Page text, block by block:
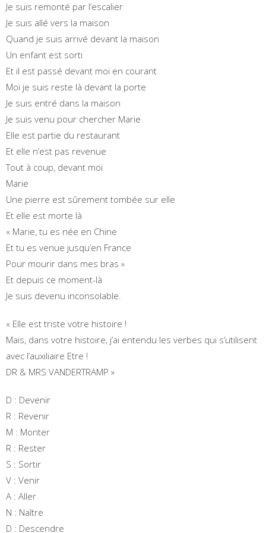
Je suis remonté par l’escalier
Je suis allé vers la maison
Quand je suis arrivé devant la maison
Un enfant est sorti
Et il est passé devant moi en courant
Moi je suis reste là devant la porte
Je suis entré dans la maison
Je suis venu pour chercher Marie
Elle est partie du restaurant
Et elle n’est pas revenue
Tout à coup, devant moi
Marie
Une pierre est sûrement tombée sur elle
Et elle est morte là
« Marie, tu es née en Chine
Et tu es venue jusqu’en France
Pour mourir dans mes bras »
Et depuis ce moment-là
Je suis devenu inconsolable.
« Elle est triste votre histoire !
Mais, dans votre histoire, j’ai entendu les verbes qui s’utilisent
avec l’auxiliaire Etre !
DR & MRS VANDERTRAMP »
D : Devenir
R : Revenir
M : Monter
R : Rester
S : Sortir
V : Venir
A : Aller
N : Naître
D : Descendre